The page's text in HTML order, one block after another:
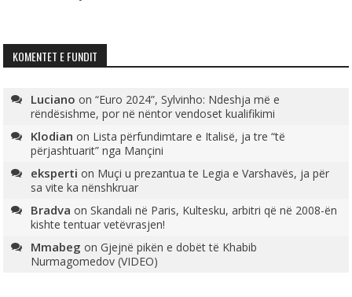
KOMENTET E FUNDIT
Luciano on“Euro 2024”, Sylvinho: Ndeshja më e
rëndësishme, por në nëntor vendoset kualifikimi
Klodian on Lista përfundimtare e Italisë, ja tre “të
përjashtuarit” nga Mançini
eksperti on Muçi u prezantua te Legia e Varshavës, ja për
sa vite ka nënshkruar
Bradva onSkandali në Paris, Kultesku, arbitri që në 2008-ën
kishte tentuar vetëvrasjen!
Mmabeg onGjejnë pikën e dobët të Khabib
Nurmagomedov (VIDEO)